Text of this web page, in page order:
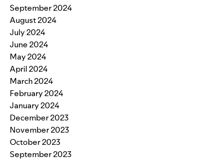
September 2024
August 2024
July 2024
June 2024
May 2024
April 2024
March 2024
February 2024
January 2024
December 2023
November 2023
October 2023
September 2023